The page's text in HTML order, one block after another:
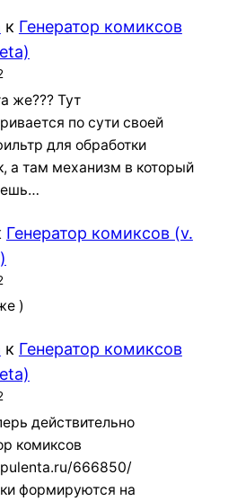
к Генератор комиксов
же??? Тут
по сути своей
для обработки
а там механизм в который
Генератор комиксов (v.
)
к Генератор комиксов
действительно
комиксов
666850/
формируются на